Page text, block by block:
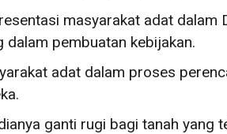
masyarakat adat dalam
dalam pembuatan kebijakan.
adat dalam proses
ganti rugi bagi tanah yang